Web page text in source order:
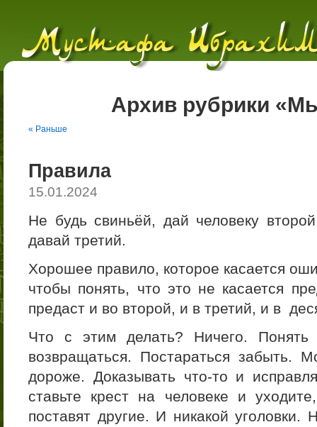
Архив рубрики
« Раньше
Правила
15.01.2024
Не будь свиньёй, дай человеку
давай третий.
Хорошее правило, которое касается
чтобы понять, что это не касается
предаст и во второй, и в третий, и в
Что с этим делать? Ничего.
возвращаться. Постараться забыть.
дороже. Доказывать что-то и
ставьте крест на человеке и
поставят другие. И никакой уголовки.